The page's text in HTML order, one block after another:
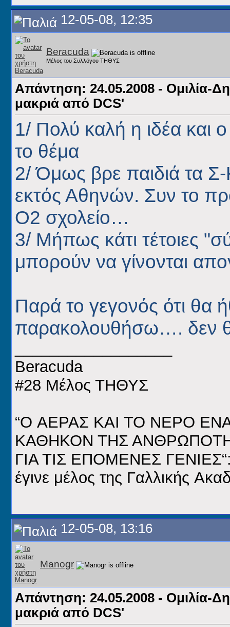
12-05-08, 12:35
Beracuda
Μέλος του Συλλόγου ΤΗΘΥΣ
Απάντηση: 24.05.2008 - Ομιλία-
μακριά από DCS'
1/ Πολύ καλή η ιδέα και
το θέμα
2/ Όμως βρε παιδιά τα
εκτός Αθηνών. Συν το
O2 σχολείο…
3/ Μήπως κάτι τέτοιες
μπορούν να γίνονται
Παρά το γεγονός ότι θα
παρακολουθήσω…. δεν
Beracuda
#28 Μέλος ΤΗΘΥΣ
“O ΑΕΡΑΣ ΚΑΙ ΤΟ ΝΕΡΟ
ΚΑΘΗΚΟΝ ΤΗΣ
ΓΙΑ ΤIΣ ΕΠΟΜΕΝΕΣ ΓΕΝΙΕΣ“:
έγινε μέλος της Γαλλικής
12-05-08, 13:16
Manogr
Απάντηση: 24.05.2008 - Ομιλία-
μακριά από DCS'